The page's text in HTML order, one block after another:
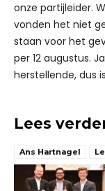
onze partijleider.
vonden het niet
staan voor het
per 12 augustus.
herstellende, dus
Lees
Ans Hartnagel